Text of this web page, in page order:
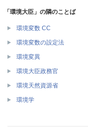
「環境大臣」の隣のことば
環境変数 CC
環境変数の設定法
環境変異
環境大臣政務官
環境天然資源省
環境学